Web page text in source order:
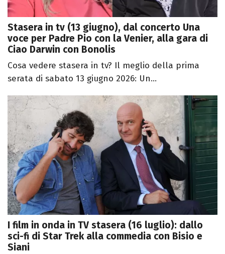
Stasera in tv (13 giugno), dal concerto Una
voce per Padre Pio con la Venier, alla gara di
Ciao Darwin con Bonolis
Cosa vedere stasera in tv? Il meglio della prima
serata di sabato 13 giugno 2026: Un...
I film in onda in TV stasera (16 luglio): dallo
sci-fi di Star Trek alla commedia con Bisio e
Siani